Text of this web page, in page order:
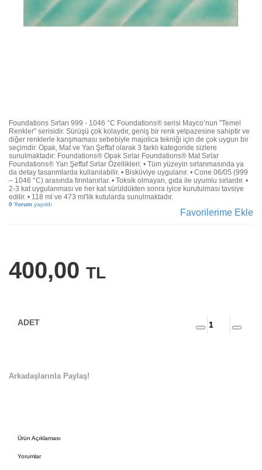
Foundations Sırları 999 - 1046 °C Foundations® serisi Mayco’nun "Temel
Renkler” serisidir. Sürüşü çok kolaydır, geniş bir renk yelpazesine sahiptir ve
diğer renklerle karışmaması sebebiyle majolica tekniği için de çok uygun bir
seçimdir. Opak, Mat ve Yarı Şeffaf olarak 3 farklı kategoride sizlere
sunulmaktadır: Foundations® Opak Sırlar Foundations® Mat Sırlar
Foundations® Yarı Şeffaf Sırlar Özellikleri: • Tüm yüzeyin sırlanmasında ya
da detay tasarımlarda kullanılabilir. • Bisküviye uygulanır. • Cone 06/05 (999
– 1046 °C) arasında fırınlanırlar. • Toksik olmayan, gıda ile uyumlu sırlardır. •
2-3 kat uygulanması ve her kat sürüldükten sonra iyice kurutulması tavsiye
edilir. • 118 ml ve 473 ml'lik kutularda sunulmaktadır.
0 Yorum yapıldı
Favorilerime Ekle
400,00 TL
Arkadaşlarınla Paylaş!
Ürün Açıklaması
Yorumlar